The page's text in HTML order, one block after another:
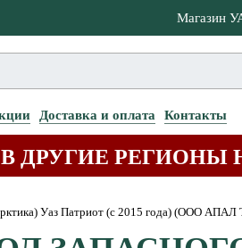
Магазин
Доставка и оплата Контакты
В ДРУГИЕ РЕГИОНЫ
Уаз Патриот (с 2015 года) (ООО